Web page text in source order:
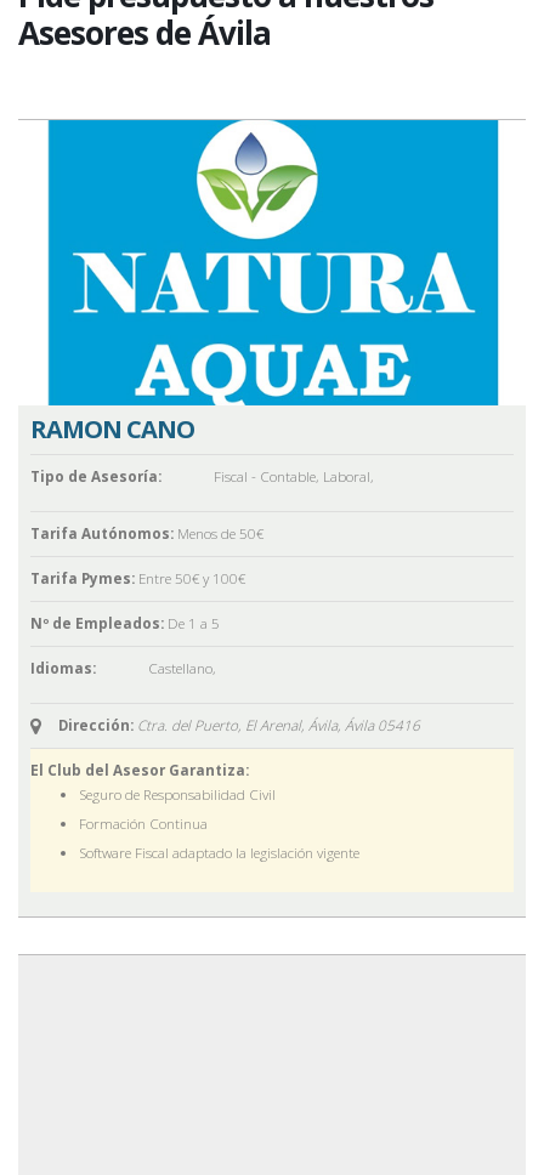
Asesores de Ávila
RAMON CANO
Tipo de Asesoría: Fiscal - Contable, Laboral,
Tarifa Autónomos: Menos de 50€
Tarifa Pymes: Entre 50€ y 100€
Nº de Empleados: De 1 a 5
Idiomas: Castellano,
Dirección: Ctra. del Puerto, El Arenal, Ávila, Ávila 05416
El Club del Asesor Garantiza:
Seguro de Responsabilidad Civil
Formación Continua
Software Fiscal adaptado la legislación vigente